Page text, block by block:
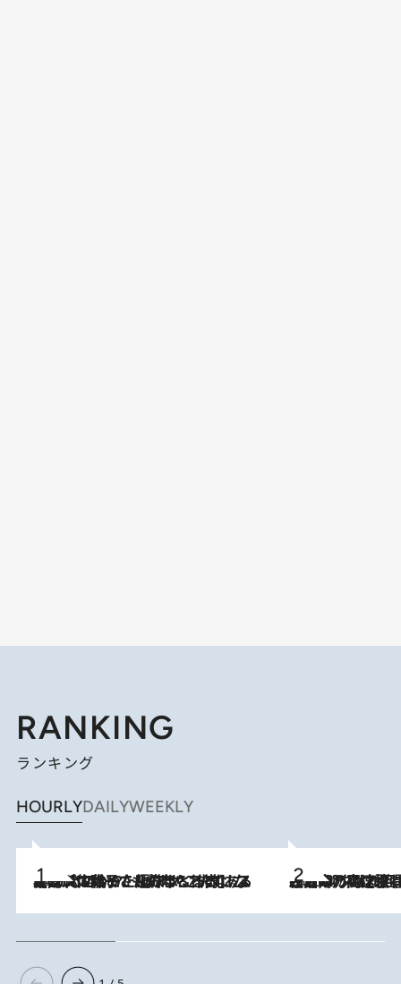
RANKING
ランキング
HOURLYDAILYWEEKLY
2026.8.5
【阿川佐和子さんの年とる力】なぜ70代で始めた趣味は“こんなに楽しい”のか？ ピアノ、俳句…スランプに陥っても続けられる“ある秘訣”とは 2026.8.7
「湘南乃風に憧れて」観客大盛上がりの“タオル回し”に、ラッパー顔負けの高速歌唱まで…さだまさし（74）のアグレッシブすぎる現在地